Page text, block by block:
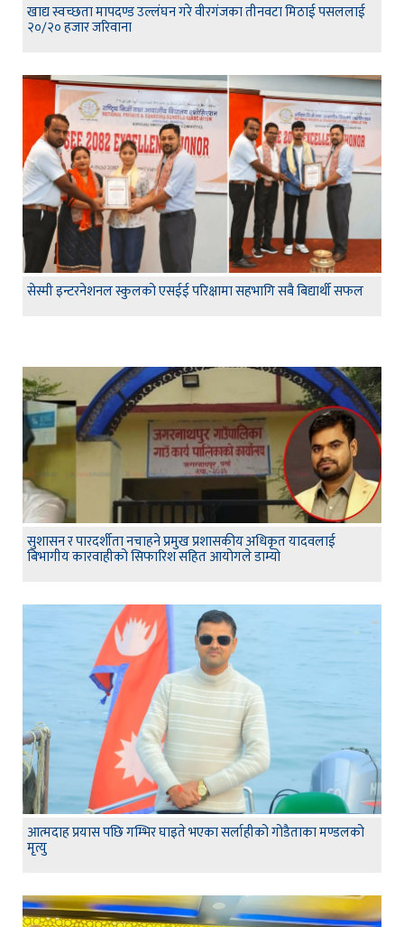
खाद्य स्वच्छता मापदण्ड उल्लंघन गरे वीरगंजका तीनवटा मिठाई पसललाई
२०/२० हजार जरिवाना
सेस्मी इन्टरनेशनल स्कुलको एसईई परिक्षामा सहभागि सबै बिद्यार्थी सफल
सुशासन र पारदर्शीता नचाहने प्रमुख प्रशासकीय अधिकृत यादवलाई
बिभागीय कारवाहीको सिफारिश सहित आयोगले डाम्यो
आत्मदाह प्रयास पछि गम्भिर घाइते भएका सर्लाहीको गोडैताका मण्डलको
मृत्यु